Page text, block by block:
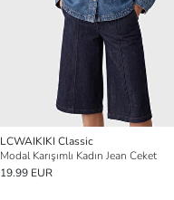
LCWAIKIKI Classic
Modal Karışımlı Kadın Jean Ceket
19.99 EUR